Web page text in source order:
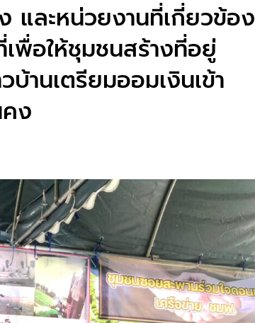
และหน่วยงานที่เกี่ยวข้อง
พื่อให้ชุมชนสร้างที่อยู่
านเตรียมออมเงินเข้า
ง